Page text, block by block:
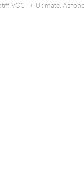
VOC++ Ultimate.